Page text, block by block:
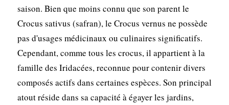
saison. Bien que moins connu que son parent le
Crocus sativus (safran), le Crocus vernus ne possède
pas d'usages médicinaux ou culinaires significatifs.
Cependant, comme tous les crocus, il appartient à la
famille des Iridacées, reconnue pour contenir divers
composés actifs dans certaines espèces. Son principal
atout réside dans sa capacité à égayer les jardins,